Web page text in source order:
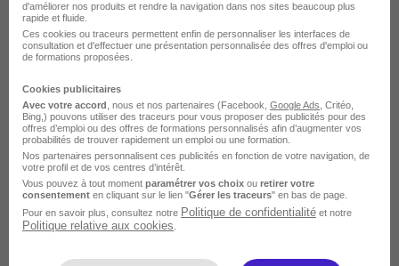
Courte
d'améliorer nos produits et rendre la navigation dans nos sites beaucoup plus
rapide et fluide.
Ces cookies ou traceurs permettent enfin de personnaliser les interfaces de
consultation et d'effectuer une présentation personnalisée des offres d'emploi ou
de formations proposées.
Cookies publicitaires
Avec votre accord , nous et nos partenaires (Facebook, Google Ads , Critéo,
Bing,) pouvons utiliser des traceurs pour vous proposer des publicités pour des
offres d’emploi ou des offres de formations personnalisés afin d’augmenter vos
probabilités de trouver rapidement un emploi ou une formation.
Nos partenaires personnalisent ces publicités en fonction de votre navigation, de
votre profil et de vos centres d’intérêt.
Vous pouvez à tout moment paramétrer vos choix ou retirer votre
consentement en cliquant sur le lien "Gérer les traceurs" en bas de page.
Pour en savoir plus, consultez notre Politique de confidentialité et notre
Politique relative aux cookies